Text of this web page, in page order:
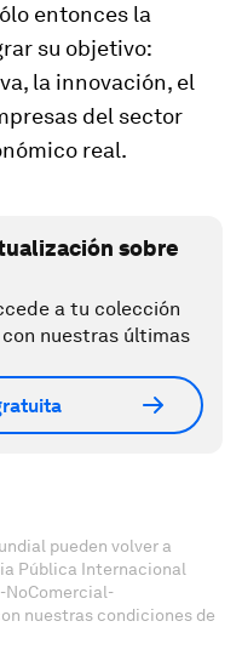
entonces la
su objetivo:
la innovación, el
del sector
real.
sobre
a tu colección
nuestras últimas
pueden volver a
Pública Internacional
NoComercial-
nuestras condiciones de